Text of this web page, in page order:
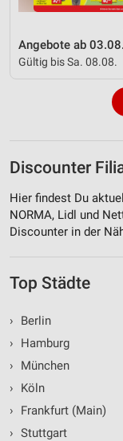
Angebote ab 03.08.
Gültig bis Sa. 08.08.
Discounter
Hier findest Du
NORMA, Lidl und
Discounter in der
Top Städte
›
Berlin
›
Hamburg
›
München
›
Köln
›
Frankfurt (Main)
› Stuttgart